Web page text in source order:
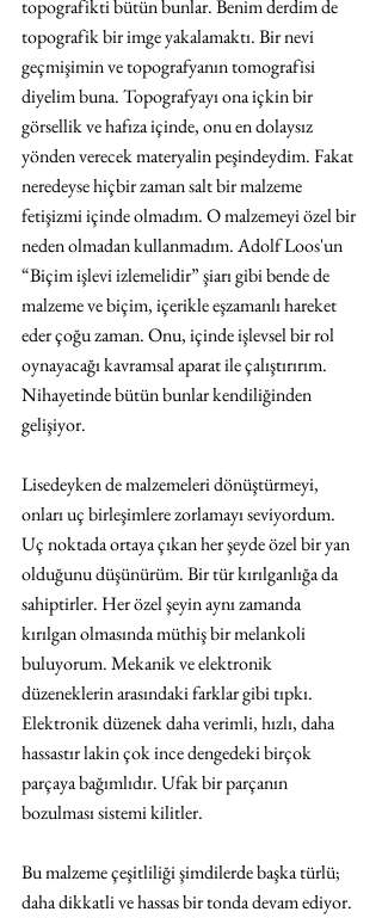
topografikti bütün bunlar. Benim derdim de
topografik bir imge yakalamaktı. Bir nevi
geçmişimin ve topografyanın tomografisi
diyelim buna. Topografyayı ona içkin bir
görsellik ve hafıza içinde, onu en dolaysız
yönden verecek materyalin peşindeydim. Fakat
neredeyse hiçbir zaman salt bir malzeme
fetişizmi içinde olmadım. O malzemeyi özel bir
neden olmadan kullanmadım. Adolf Loos'un
“Biçim işlevi izlemelidir” şiarı gibi bende de
malzeme ve biçim, içerikle eşzamanlı hareket
eder çoğu zaman. Onu, içinde işlevsel bir rol
oynayacağı kavramsal aparat ile çalıştırırım.
Nihayetinde bütün bunlar kendiliğinden
gelişiyor.
Lisedeyken de malzemeleri dönüştürmeyi,
onları uç birleşimlere zorlamayı seviyordum.
Uç noktada ortaya çıkan her şeyde özel bir yan
olduğunu düşünürüm. Bir tür kırılganlığa da
sahiptirler. Her özel şeyin aynı zamanda
kırılgan olmasında müthiş bir melankoli
buluyorum. Mekanik ve elektronik
düzeneklerin arasındaki farklar gibi tıpkı.
Elektronik düzenek daha verimli, hızlı, daha
hassastır lakin çok ince dengedeki birçok
parçaya bağımlıdır. Ufak bir parçanın
bozulması sistemi kilitler.
Bu malzeme çeşitliliği şimdilerde başka türlü;
daha dikkatli ve hassas bir tonda devam ediyor.